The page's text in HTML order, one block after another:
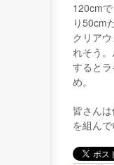
120cm
り50cm
クリア
れそう
すると
め。
皆さん
を組ん